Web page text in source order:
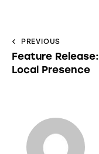
PREVIOUS
Feature Release:
Local Presence